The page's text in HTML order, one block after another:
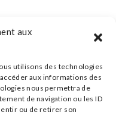
aux
utilisons des technologies
aux informations des
nous permettra de
de navigation ou les ID
ou de retirer son